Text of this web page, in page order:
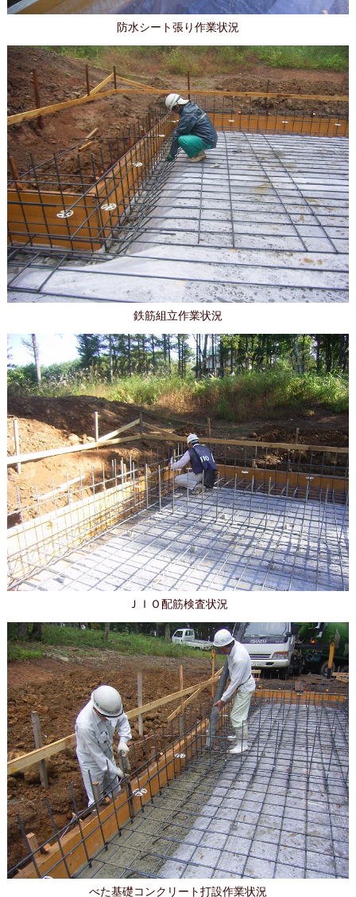
防水シート張り作業状況
鉄筋組立作業状況
ＪＩＯ配筋検査状況
べた基礎コンクリート打設作業状況